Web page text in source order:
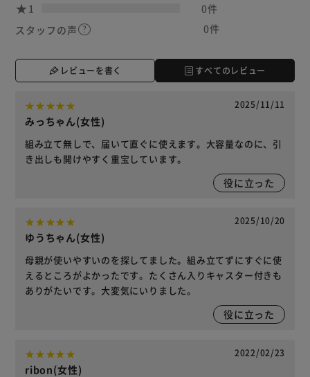
1
0件
スタッフの声
0件
レビューを書く すべてのレビュー
2025/11/11
みっちゃん(女性)
組み立て無しで、届いて直ぐに使えます。大容量なのに、引
き出しも開けやすく重宝しています。
役に立った
2025/10/20
ゆうちゃん(女性)
母親が使いやすいのを探してました。組み立てずにすぐに使
えるところがよかったです。たくさん入りキャスター付きも
ありがたいです。大変気にいりました。
役に立った
2022/02/23
ribon(女性)